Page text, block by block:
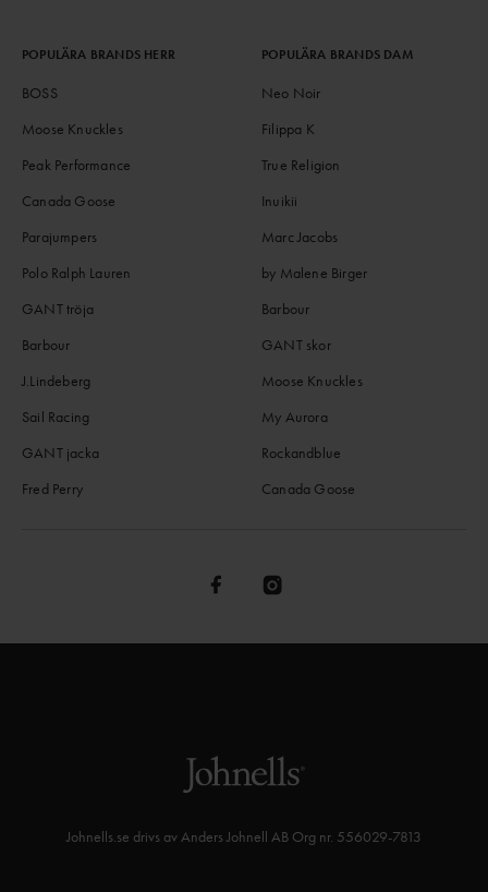
POPULÄRA BRANDS HERR
BOSS
Moose Knuckles
Peak Performance
Canada Goose
Parajumpers
Polo Ralph Lauren
GANT tröja
Barbour
J.Lindeberg
Sail Racing
GANT jacka
Fred Perry
POPULÄRA BRANDS DAM
Neo Noir
Filippa K
True Religion
Inuikii
Marc Jacobs
by Malene Birger
Barbour
GANT skor
Moose Knuckles
My Aurora
Rockandblue
Canada Goose
Johnells.se drivs av Anders Johnell AB Org nr. 556029-7813